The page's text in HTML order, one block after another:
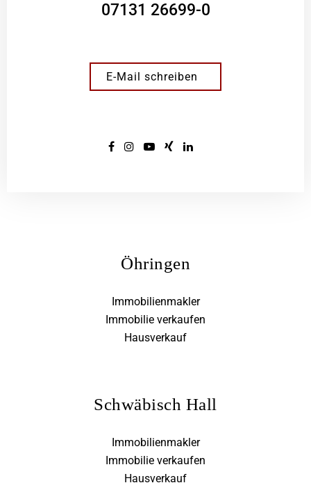
07131 26699-0
E-Mail schreiben
Öhringen
Immobilienmakler
Immobilie verkaufen
Hausverkauf
Schwäbisch Hall
Immobilienmakler
Immobilie verkaufen
Hausverkauf